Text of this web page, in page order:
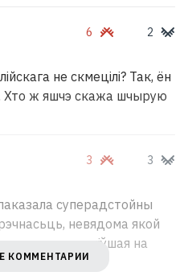
6 2
не скмецілі? Так, ён
Хто ж яшчэ скажа шчырую
3 3
суперадстойны
невядома якой
патрапіўшая на
КОММЕНТАРИИ
самой малой